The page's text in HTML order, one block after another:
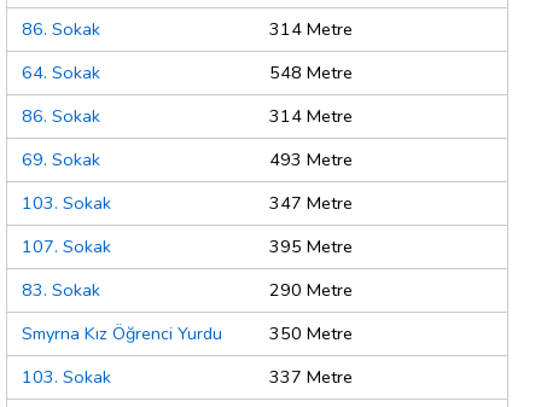
86. Sokak
314 Metre
64. Sokak
548 Metre
86. Sokak
314 Metre
69. Sokak
493 Metre
103. Sokak
347 Metre
107. Sokak
395 Metre
83. Sokak
290 Metre
Smyrna Kız Öğrenci Yurdu
350 Metre
103. Sokak
337 Metre